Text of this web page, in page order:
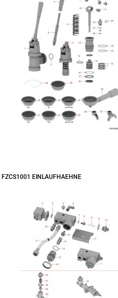
FZCS1001 EINLAUFHAEHNE